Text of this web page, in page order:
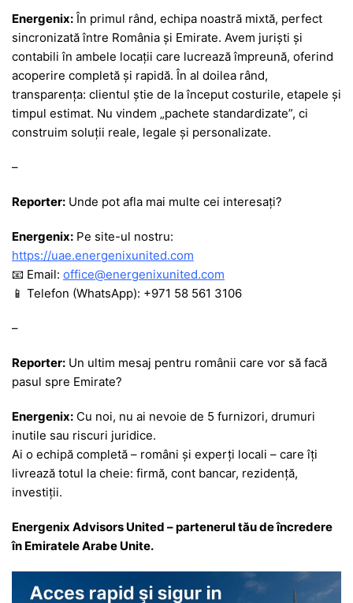
Energenix: În primul rând, echipa noastră mixtă, perfect
sincronizată între România și Emirate. Avem juriști și
contabili în ambele locații care lucrează împreună, oferind
acoperire completă și rapidă. În al doilea rând,
transparența: clientul știe de la început costurile, etapele și
timpul estimat. Nu vindem „pachete standardizate”, ci
construim soluții reale, legale și personalizate.
–
Reporter: Unde pot afla mai multe cei interesați?
Energenix: Pe site-ul nostru:
https://uae.energenixunited.com
📧 Email: office@energenixunited.com
📱 Telefon (WhatsApp): +971 58 561 3106
–
Reporter: Un ultim mesaj pentru românii care vor să facă
pasul spre Emirate?
Energenix: Cu noi, nu ai nevoie de 5 furnizori, drumuri
inutile sau riscuri juridice.
Ai o echipă completă – români și experți locali – care îți
livrează totul la cheie: firmă, cont bancar, rezidență,
investiții.
Energenix Advisors United – partenerul tău de încredere
în Emiratele Arabe Unite.